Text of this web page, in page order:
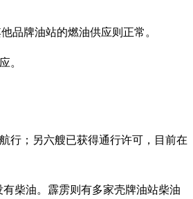
品牌油站的燃油供应则正常。
。
行；另六艘已获得通行许可，目前在
柴油。霹雳则有多家壳牌油站柴油